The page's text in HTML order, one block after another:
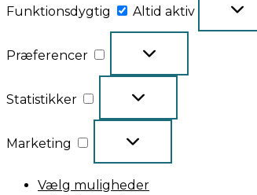
Funktionsdygtig Altid aktiv
Præferencer
Statistikker
Marketing
Vælg muligheder